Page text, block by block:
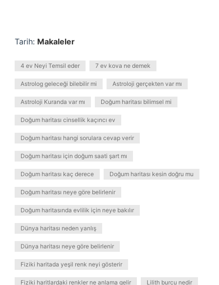
Tarih: Makaleler
4 ev Neyi Temsil eder 7 ev kova ne demek
Astrolog geleceği bilebilir mi Astroloji gerçekten var mı
Astroloji Kuranda var mı Doğum haritası bilimsel mi
Doğum haritası cinsellik kaçıncı ev
Doğum haritası hangi sorulara cevap verir
Doğum haritası için doğum saati şart mı
Doğum haritası kaç derece Doğum haritası kesin doğru mu
Doğum haritası neye göre belirlenir
Doğum haritasında evlilik için neye bakılır
Dünya haritası neden yanlış
Dünya haritası neye göre belirlenir
Fiziki haritada yeşil renk neyi gösterir
Fiziki haritlardaki renkler ne anlama gelir Lilith burcu nedir